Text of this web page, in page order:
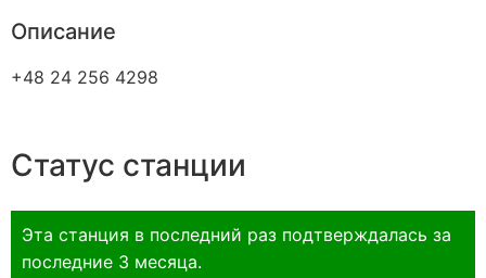
Описание
+48 24 256 4298
Статус станции
Эта станция в последний раз подтверждалась за
последние 3 месяца.